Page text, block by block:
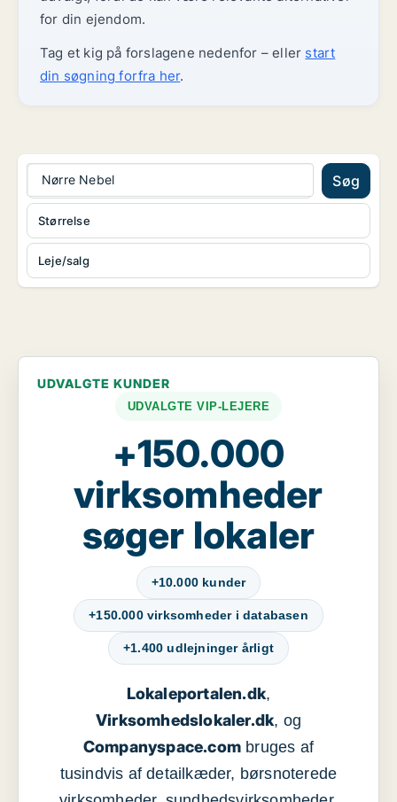
for din ejendom.
Tag et kig på forslagene nedenfor – eller start
din søgning forfra her.
Nørre Nebel Søg
Leje/salg
Størrelse
UDVALGTE KUNDER
UDVALGTE VIP-LEJERE
+150.000
virksomheder
søger lokaler
+10.000 kunder
+150.000 virksomheder i databasen
+1.400 udlejninger årligt
Lokaleportalen.dk,
Virksomhedslokaler.dk, og
Companyspace.com bruges af
tusindvis af detailkæder, børsnoterede